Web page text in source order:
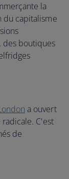
la
du capitalisme
des boutiques
a ouvert
C'est
de